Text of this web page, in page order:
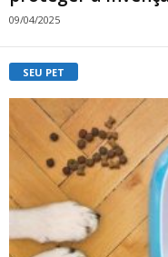
09/04/2025
SEU PET